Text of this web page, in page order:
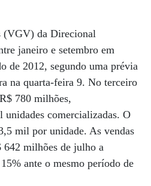
(VGV) da Direcional
janeiro e setembro em
de 2012, segundo uma prévia
na quarta-feira 9. No terceiro
780 milhões,
unidades comercializadas. O
mil por unidade. As vendas
642 milhões de julho a
ante o mesmo período de